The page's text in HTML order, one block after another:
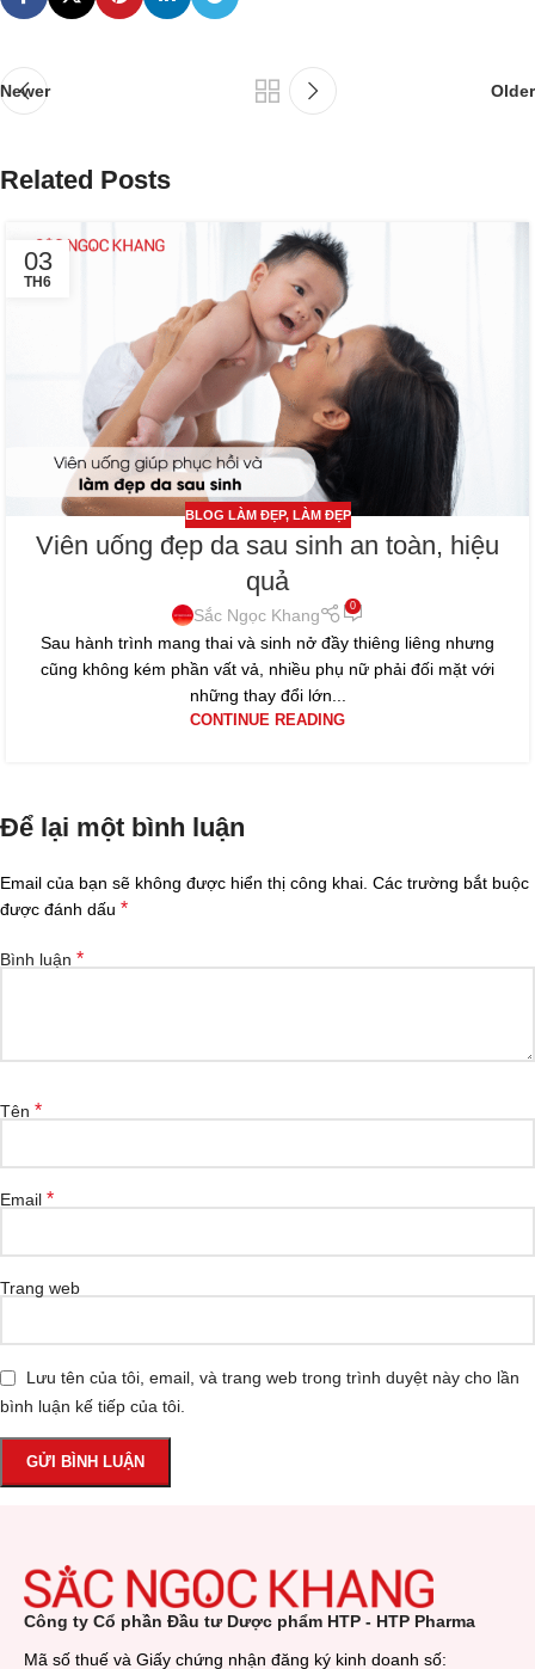
Newer Older
Related Posts
03
TH6
BLOG LÀM ĐẸP, LÀM ĐẸP
Viên uống đẹp da sau sinh an toàn, hiệu
quả
Sắc Ngọc Khang 0
Sau hành trình mang thai và sinh nở đầy thiêng liêng nhưng
cũng không kém phần vất vả, nhiều phụ nữ phải đối mặt với
những thay đổi lớn...
CONTINUE READING
Để lại một bình luận
Email của bạn sẽ không được hiển thị công khai. Các trường bắt buộc
được đánh dấu *
Bình luận *
Tên *
Email *
Trang web
Lưu tên của tôi, email, và trang web trong trình duyệt này cho lần
bình luận kế tiếp của tôi.
Công ty Cổ phần Đầu tư Dược phẩm HTP - HTP Pharma
Mã số thuế và Giấy chứng nhận đăng ký kinh doanh số: